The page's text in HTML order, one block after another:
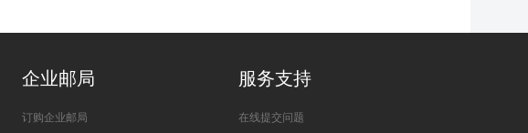
企业邮局
订购企业邮局
服务支持
在线提交问题